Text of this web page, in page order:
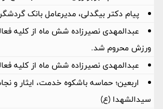
پیام دکتر بیگدلی، مدیرعامل بانک
عبدالمهدی نصیرزاده شش ماه از کلیه
ورزش محروم شد.
عبدالمهدی نصیرزاده شش ماه از کلیه
اربعین؛ حماسه باشکوه خدمت، ایثار و
سیدالشهدا (ع)